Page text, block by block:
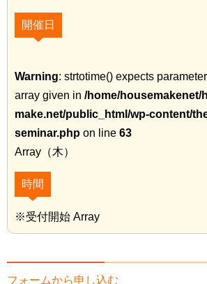
開催日
Warning: strtotime() expects
array given in /home/housemakenet/
make.net/public_html/wp-content/
seminar.php on line 63
Array（木）
時間
※受付開始 Array
フォームから申し込む